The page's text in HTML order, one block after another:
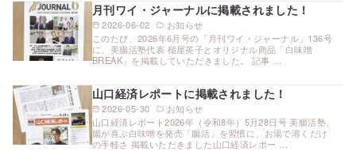
2026-06-02 お知らせ
月刊ワイ・ジャーナルに掲載されました！
このたび、2026年6月号の「月刊ワイ・ジャーナル」136号
に、美腸活塾代表 槌屋英子とオリジナル商品「白味噌
BREAK」を掲載していただきました。 記事 …
2026-05-30 お知らせ
山口経済レポートに掲載されました！
山口経済レポート2026年（令和8年）5月28日号 美腸活塾、
腸が喜ぶ白味噌を発売「腸活」を習慣に、お湯で溶くだけ
の手軽さ 掲載いただきました山口経済レポー …